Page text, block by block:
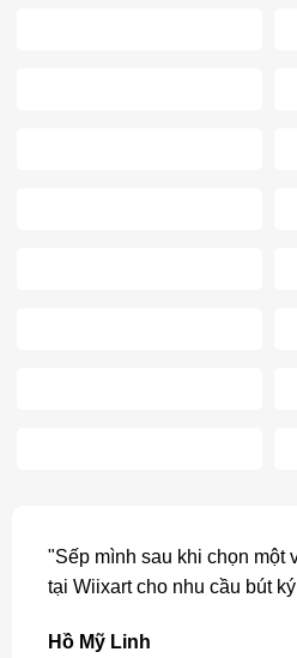
"Sếp mình sau khi chọn một
tại Wiixart cho nhu cầu bút
Hồ Mỹ Linh